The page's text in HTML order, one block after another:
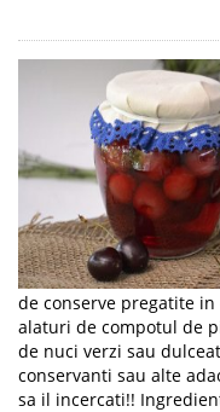
de conserve pregatite
alaturi de compotul de
de nuci verzi sau
conservanti sau alte
sa il incercati!!